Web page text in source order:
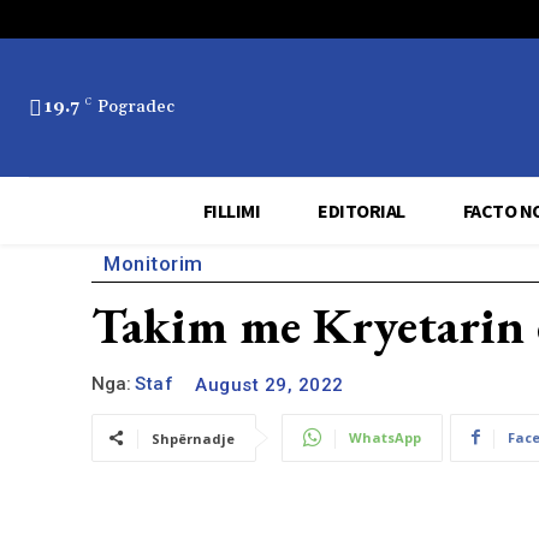
19.7 C Pogradec
FILLIMI EDITORIAL FACTO
Monitorim
Takim me
Nga: Staf August 29, 2022
Shpërnadje WhatsApp